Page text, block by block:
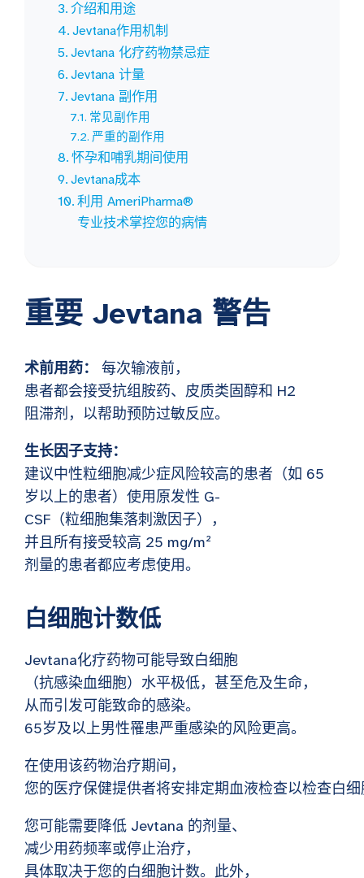
介绍和用途
Jevtana作用机制
Jevtana 化疗药物禁忌症
Jevtana 计量
Jevtana 副作用
常见副作用
严重的副作用
怀孕和哺乳期间使用
Jevtana成本
利用 AmeriPharma®
专业技术掌控您的病情
重要 Jevtana 警告
术前用药：
每次输液前，
患者都会接受抗组胺药、皮质类固醇和 H2
阻滞剂，以帮助预防过敏反应。
生长因子支持：
建议中性粒细胞减少症风险较高的患者（如 65
岁以上的患者）使用原发性 G-
CSF（粒细胞集落刺激因子），
并且所有接受较高 25 mg/m²
剂量的患者都应考虑使用。
白细胞计数低
Jevtana化疗药物可能导致白细胞
（抗感染血细胞）水平极低，甚至危及生命，
从而引发可能致命的感染。
65岁及以上男性罹患严重感染的风险更高。
在使用该药物治疗期间，
您的医疗保健提供者将安排定期血液检查以检查白
您可能需要降低 Jevtana 的剂量、
减少用药频率或停止治疗，
具体取决于您的白细胞计数。此外，